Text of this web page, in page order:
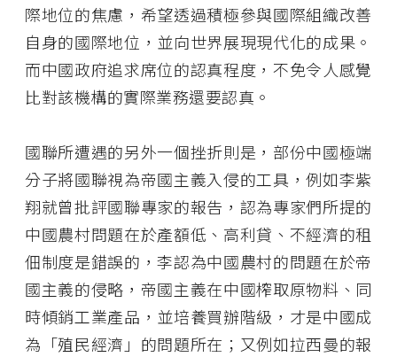
際地位的焦慮，希望透過積極參與國際組織改善
自身的國際地位，並向世界展現現代化的成果。
而中國政府追求席位的認真程度，不免令人感覺
比對該機構的實際業務還要認真。
國聯所遭遇的另外一個挫折則是，部份中國極端
分子將國聯視為帝國主義入侵的工具，例如李紫
翔就曾批評國聯專家的報告，認為專家們所提的
中國農村問題在於產額低、高利貸、不經濟的租
佃制度是錯誤的，李認為中國農村的問題在於帝
國主義的侵略，帝國主義在中國榨取原物料、同
時傾銷工業產品，並培養買辦階級，才是中國成
為「殖民經濟」的問題所在；又例如拉西曼的報